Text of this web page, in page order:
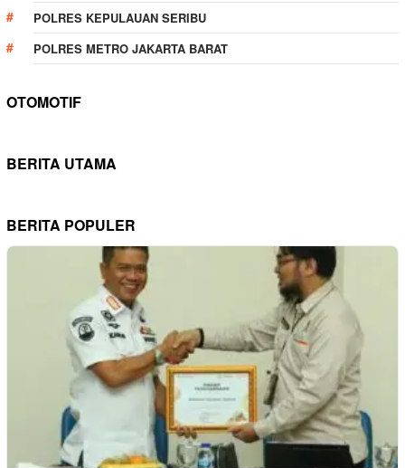
POLRES KEPULAUAN SERIBU
POLRES METRO JAKARTA BARAT
OTOMOTIF
BERITA UTAMA
BERITA POPULER